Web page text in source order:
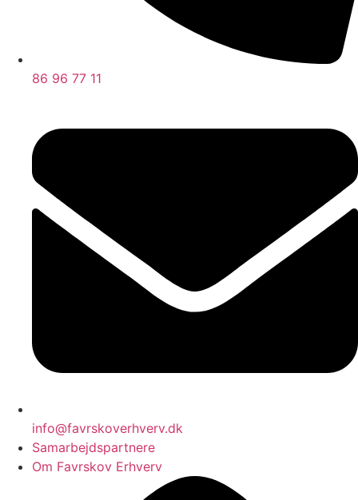
86 96 77 11
info@favrskoverhverv.dk
Samarbejdspartnere
Om Favrskov Erhverv